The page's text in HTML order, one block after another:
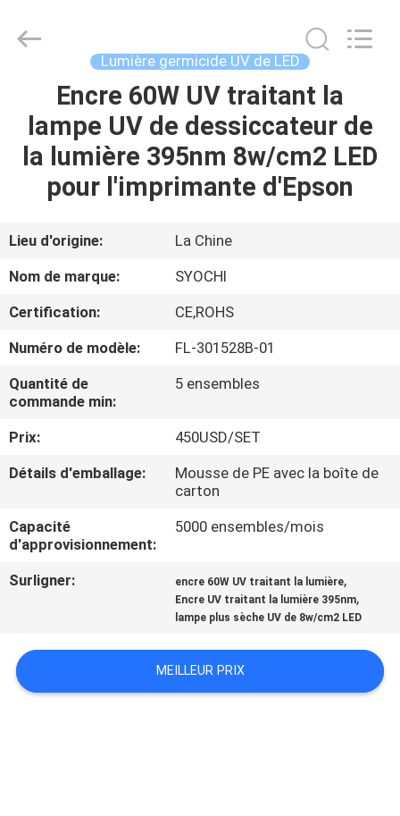
MAISON
PRODUITS
SUJET
DE
NOUS
VISITE
D'USINE
CONTRÔLE
DE
CONTACTEZ-
NOUS
NOUVELLES
Syochi
Electronics
Lumière germicide UV de LED
Encre 60W UV traitant la
lampe UV de dessiccateur de
la lumière 395nm 8w/cm2 LED
pour l'imprimante d'Epson
Lieu d'origine:
La Chine
Nom de marque:
SYOCHI
Certification:
CE,ROHS
Numéro de modèle:
FL-301528B-01
Quantité de
commande min:
5 ensembles
Prix:
450USD/SET
Détails d'emballage:
Mousse de PE avec la boîte de
carton
Capacité
d'approvisionnement:
5000 ensembles/mois
Surligner: encre 60W UV traitant la lumière,
Encre UV traitant la lumière 395nm,
lampe plus sèche UV de 8w/cm2 LED
MEILLEUR PRIX